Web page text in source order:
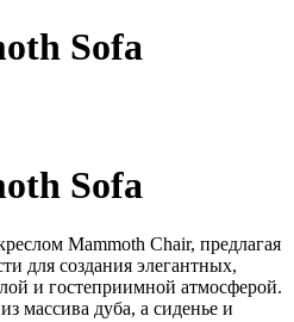
Sofa
Sofa
Mammoth Chair, предлагая
для создания элегантных,
и гостеприимной атмосферой.
массива дуба, а сиденье и